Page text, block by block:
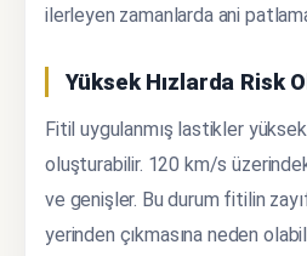
ilerleyen zamanlarda ani
Yüksek Hızlarda Risk
Fitil uygulanmış lastikler
oluşturabilir. 120 km/s
ve genişler. Bu durum fitilin
yerinden çıkmasına neden